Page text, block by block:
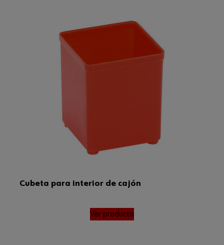
Peso del producto (por artículo) 0.080 kg
74 mm
Cubeta para interior de cajón
Ver producto